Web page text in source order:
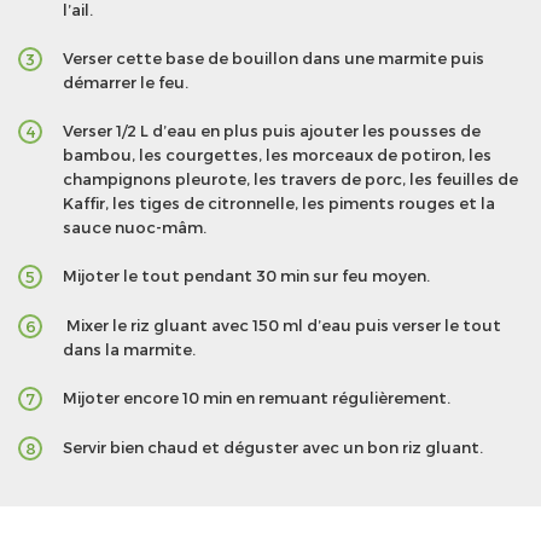
l’ail.
3
Verser cette base de bouillon dans une marmite puis
démarrer le feu.
4
Verser 1/2 L d’eau en plus puis ajouter les pousses de
bambou, les courgettes, les morceaux de potiron, les
champignons pleurote, les travers de porc, les feuilles de
Kaffir, les tiges de citronnelle, les piments rouges et la
sauce nuoc-mâm.
5 Mijoter le tout pendant 30 min sur feu moyen.
6
Mixer le riz gluant avec 150 ml d’eau puis verser le tout
dans la marmite.
7 Mijoter encore 10 min en remuant régulièrement.
8 Servir bien chaud et déguster avec un bon riz gluant.